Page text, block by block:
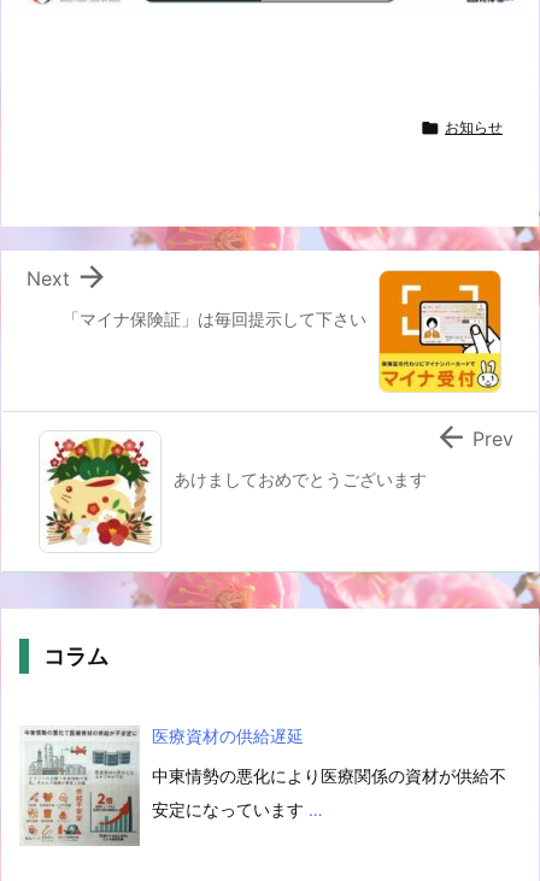
 お知らせ
「マイナ保険証」は毎回提示して下さい

Next
あけましておめでとうございます
 Prev
コラム
医療資材の供給遅延
中東情勢の悪化により医療関係の資材が供給不
安定になっています …